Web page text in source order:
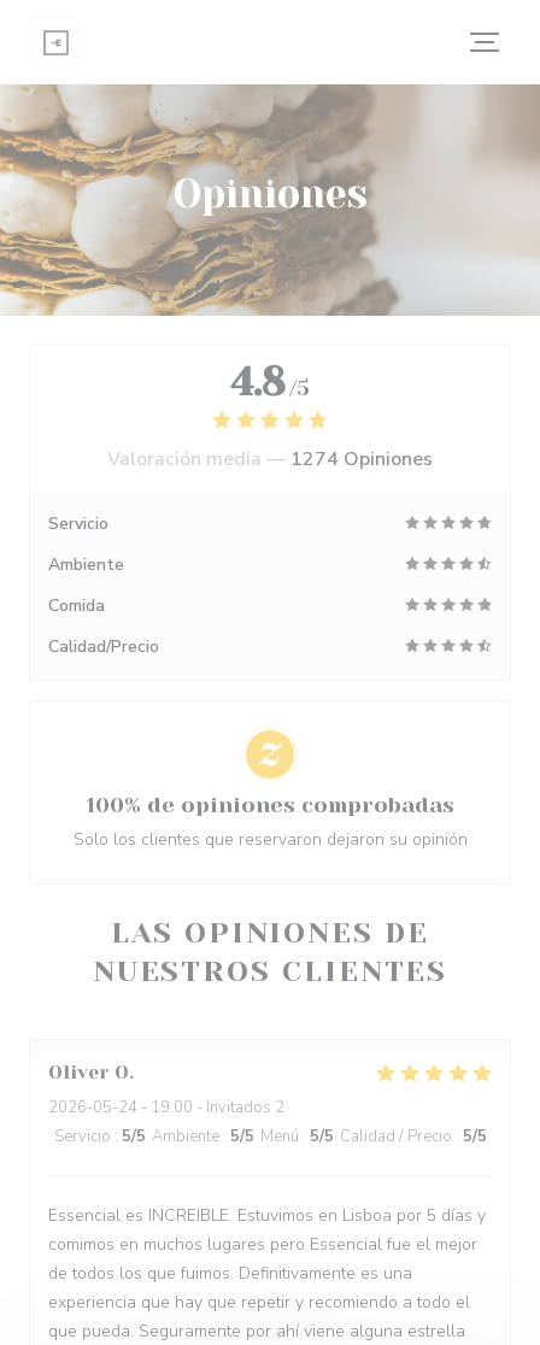
Opiniones
LAS OPINIONES DE
NUESTROS CLIENTES
Oliver O
2026-05-24 - 19:00 - Invitados 2
Servicio : 5/5 Ambiente : 5/5 Menú : 5/5 Calidad / Precio : 5/5
Essencial es INCREIBLE. Estuvimos en Lisboa por 5 días y
comimos en muchos lugares pero Essencial fue el mejor
de todos los que fuimos. Definitivamente es una
experiencia que hay que repetir y recomiendo a todo el
que pueda. Seguramente por ahí viene alguna estrella
4.8 /5
Valoración media — 1274 Opiniones
Servicio
Ambiente
Comida
Calidad/Precio
100% de opiniones comprobadas
Solo los clientes que reservaron dejaron su opinión